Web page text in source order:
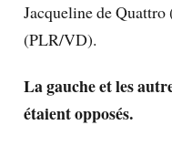
Jacqueline de
(PLR/VD).
La gauche et les
étaient opposés.